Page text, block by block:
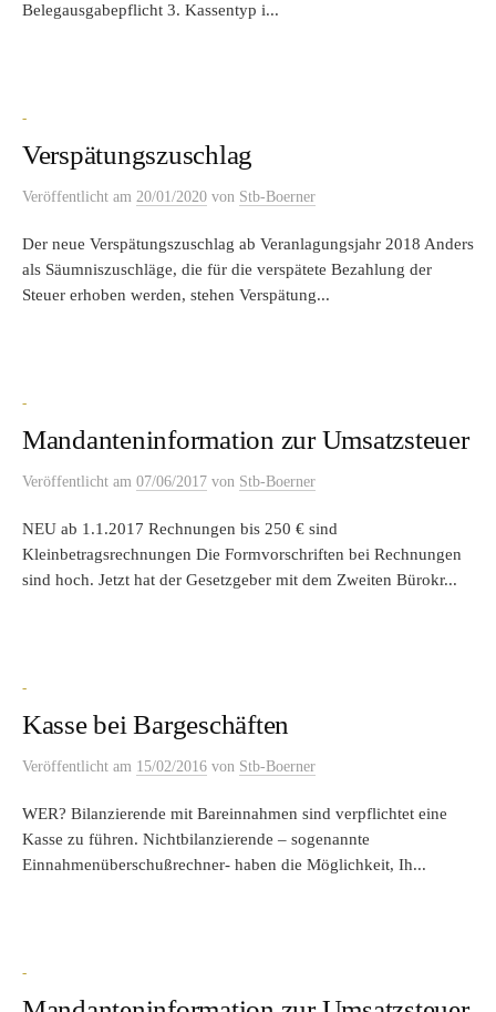
Belegausgabepflicht 3. Kassentyp i...
-
Verspätungszuschlag
Veröffentlicht am 20/01/2020 von Stb-Boerner
Der neue Verspätungszuschlag ab Veranlagungsjahr 2018 Anders
als Säumniszuschläge, die für die verspätete Bezahlung der
Steuer erhoben werden, stehen Verspätung...
-
Mandanteninformation zur Umsatzsteuer
Veröffentlicht am 07/06/2017 von Stb-Boerner
NEU ab 1.1.2017 Rechnungen bis 250 € sind
Kleinbetragsrechnungen Die Formvorschriften bei Rechnungen
sind hoch. Jetzt hat der Gesetzgeber mit dem Zweiten Bürokr...
-
Kasse bei Bargeschäften
Veröffentlicht am 15/02/2016 von Stb-Boerner
WER? Bilanzierende mit Bareinnahmen sind verpflichtet eine
Kasse zu führen. Nichtbilanzierende – sogenannte
Einnahmenüberschußrechner- haben die Möglichkeit, Ih...
-